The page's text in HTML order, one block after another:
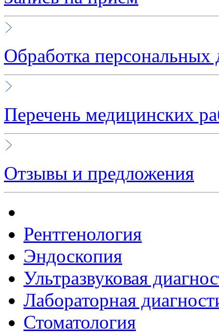
Обработка персональных
Перечень медицинских
Отзывы и предложения
Рентгенология
Эндоскопия
Ультразвуковая
Лабораторная
Стоматология